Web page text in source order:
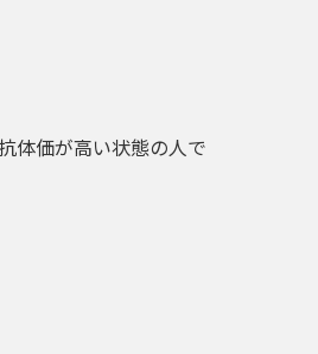
体価が高い状態の人で